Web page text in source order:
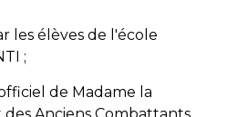
les élèves de l'école
;
de Madame la